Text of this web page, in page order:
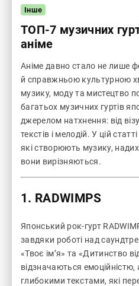
Інше
ТОП-7 музичних
аніме
Аніме давно стало не лише
й справжньою культурною
музику, моду та мистецтво
багатьох музичних гуртів
джерелом натхнення: від
текстів і мелодій. У цій
які створюють музику,
вони вирізняються.
1. RADWIMPS
Японський рок-гурт
завдяки роботі над
«Твоє ім’я» та «Дитинство
відзначаються
глибокими текстами, які